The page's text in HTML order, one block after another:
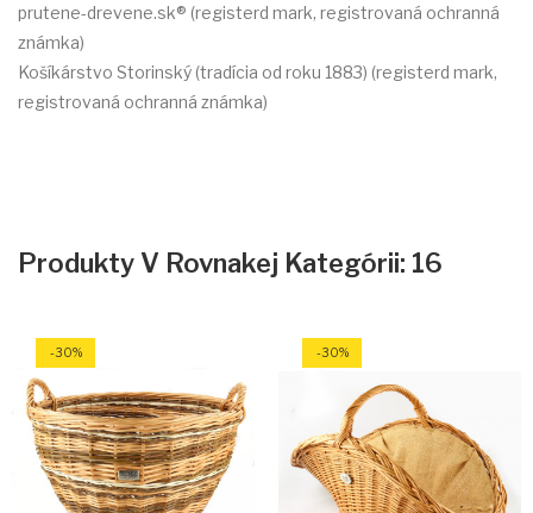
prutene-drevene.sk® (registerd mark, registrovaná ochranná
známka)
Košíkárstvo Storinský (tradícia od roku 1883) (registerd mark,
registrovaná ochranná známka)
Produkty V Rovnakej Kategórii: 16
-30% -30%